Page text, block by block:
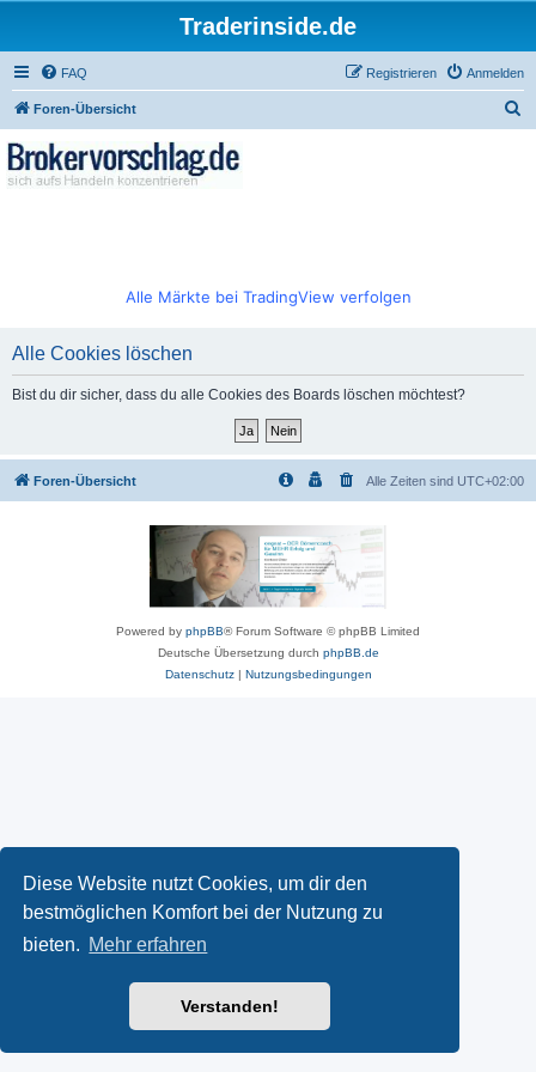
Diese Website nutzt Cookies, um dir den
bestmöglichen Komfort bei der Nutzung zu
bieten. Mehr erfahren
Verstanden!
Traderinside.de
FAQ Anmelden
Registrieren
Foren-Übersicht
Alle Märkte bei TradingView verfolgen
Alle Cookies löschen
Bist du dir sicher, dass du alle Cookies des Boards löschen möchtest?
Foren-Übersicht Alle Zeiten sind UTC+02:00
Powered by phpBB® Forum Software © phpBB Limited
Deutsche Übersetzung durch phpBB.de
Datenschutz| Nutzungsbedingungen